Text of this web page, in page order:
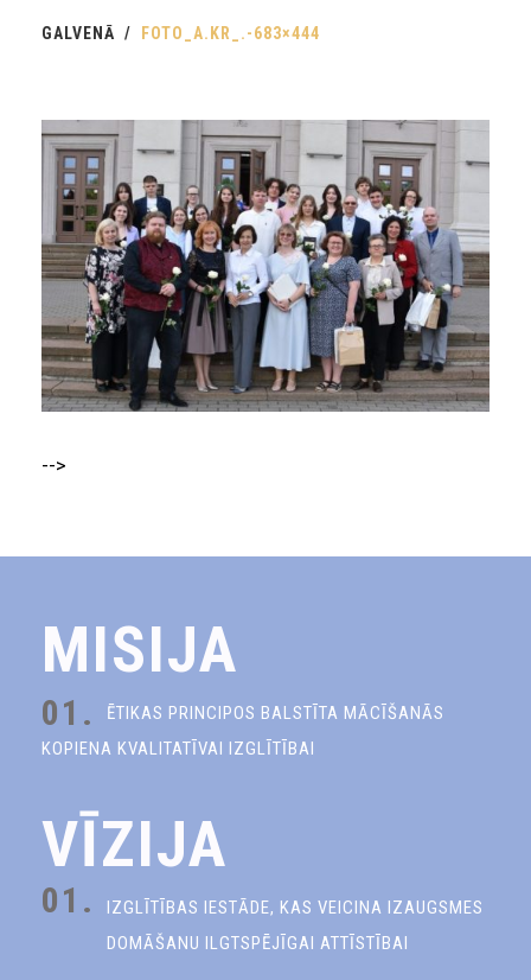
GALVENĀ FOTO_A.KR_.-683×444
-->
MISIJA
01.
ĒTIKAS PRINCIPOS BALSTĪTA MĀCĪŠANĀS
KOPIENA KVALITATĪVAI IZGLĪTĪBAI
VĪZIJA
01.
IZGLĪTĪBAS IESTĀDE, KAS VEICINA IZAUGSMES
DOMĀŠANU ILGTSPĒJĪGAI ATTĪSTĪBAI